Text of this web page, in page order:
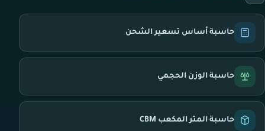
حاسبة أساس تسعير الشحن
حاسبة الوزن الحجمي
حاسبة المتر المكعب CBM